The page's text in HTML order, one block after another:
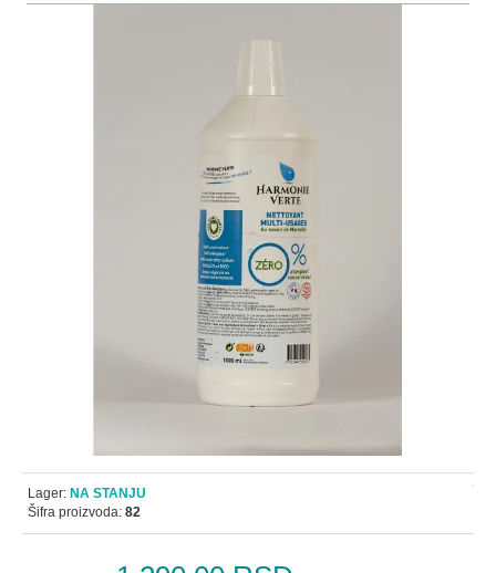
Lager: NA STANJU
Šifra proizvoda: 82